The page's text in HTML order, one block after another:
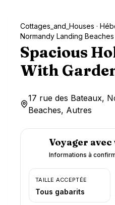
Cottages_and_Houses ·
Normandy Landing Beaches
Spacious
With
17 rue des Bateaux,
Beaches, Autres
Voyager
Informations à
TAILLE ACCEPTÉE
Tous gabarits